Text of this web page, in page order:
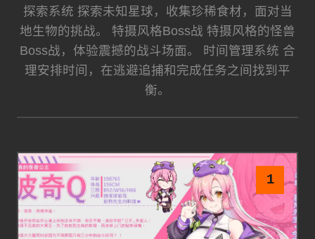
探索系统 探索未知星球，收集珍稀食材，面对当
地生物的挑战。 特摄风格Boss战 特摄风格的怪兽
Boss战，体验震撼的战斗场面。 时间管理系统 合
理安排时间，在逃避追捕和完成任务之间找到平
衡。
1